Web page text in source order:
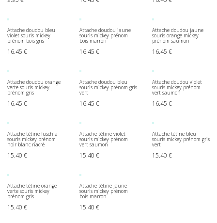
Attache doudou bleu
violet souris mickey
prénom bois gris
16.45 €
Attache doudou jaune
souris mickey prénom
bois marron
16.45€
Attache doudou jaune
souris orange mickey
prénom saumon
16.45 €
Attache doudou orange
verte souris mickey
prénom gris
16.45 €
Attache doudou bleu
souris mickey prénom gris
vert
16.45€
Attache doudou violet
souris mickey prénom
vert saumon
16.45 €
Attache tétine fuschia
souris mickey prénom
noir blanc nacré
15.40 €
Attache tétine violet
souris mickey prénom
vert saumon
15.40€
Attache tétine bleu
souris mickey prénom gris
vert
15.40 €
Attache tétine orange
verte souris mickey
prénom gris
15.40 €
Attache tétine jaune
souris mickey prénom
bois marron
15.40€